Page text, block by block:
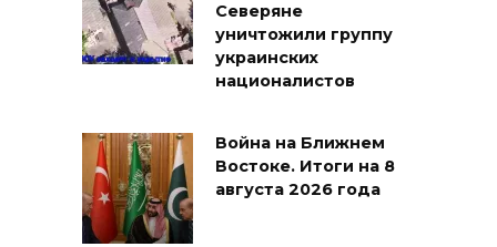
Северяне
уничтожили группу
украинских
националистов
Война на Ближнем
Востоке. Итоги на 8
августа 2026 года